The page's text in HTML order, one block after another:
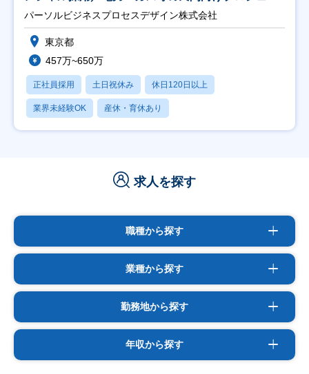
ト推進】
パーソルビジネスプロセスデザイン株式会社
東京都
457万~650万
正社員採用 土日祝休み 休日120日以上
業界未経験OK 産休・育休あり
求人を探す
職種から探す
業種から探す
勤務地から探す
年収から探す